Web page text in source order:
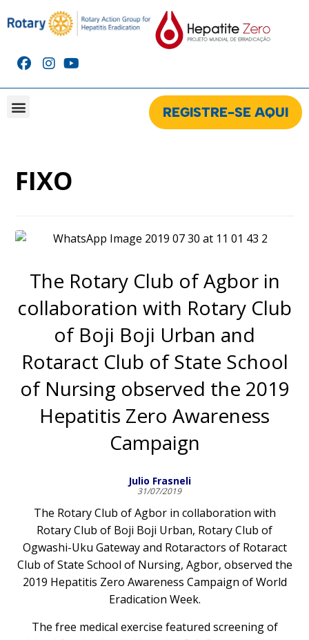
REGISTRE-SE AQUI
FIXO
The Rotary Club of Agbor in
collaboration with Rotary Club
of Boji Boji Urban and
Rotaract Club of State School
of Nursing observed the 2019
Hepatitis Zero Awareness
Campaign
Julio Frasneli
31/07/2019
The Rotary Club of Agbor in collaboration with
Rotary Club of Boji Boji Urban, Rotary Club of
Ogwashi-Uku Gateway and Rotaractors of Rotaract
Club of State School of Nursing, Agbor, observed the
2019 Hepatitis Zero Awareness Campaign of World
Eradication Week.
The free medical exercise featured screening of